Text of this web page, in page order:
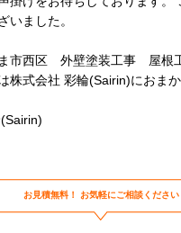
いました。
市西区 外壁塗装工事 屋根
株式会社 彩輪(Sairin)におまか
お見積無料！ お気軽にご相談ください